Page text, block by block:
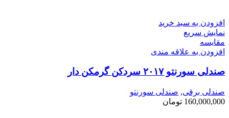
افزودن به سبد خرید
نمایش سریع
مقايسه
افزودن به علاقه مندی
صندلی سورنتو ۲۰۱۷ سردکن گرمکن دار
صندلی برقی, صندلی سورنتو
160,000,000 تومان